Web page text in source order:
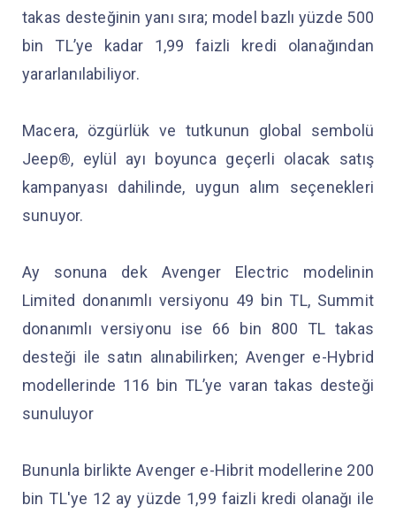
takas desteğinin yanı sıra; model bazlı yüzde 500
bin TL’ye kadar 1,99 faizli kredi olanağından
yararlanılabiliyor.
Macera, özgürlük ve tutkunun global sembolü
Jeep®, eylül ayı boyunca geçerli olacak satış
kampanyası dahilinde, uygun alım seçenekleri
sunuyor.
Ay sonuna dek Avenger Electric modelinin
Limited donanımlı versiyonu 49 bin TL, Summit
donanımlı versiyonu ise 66 bin 800 TL takas
desteği ile satın alınabilirken; Avenger e-Hybrid
modellerinde 116 bin TL’ye varan takas desteği
sunuluyor
Bununla birlikte Avenger e-Hibrit modellerine 200
bin TL'ye 12 ay yüzde 1,99 faizli kredi olanağı ile